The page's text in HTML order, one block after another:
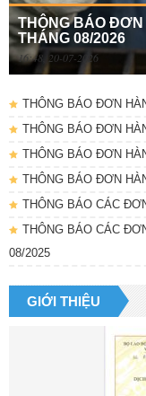
THÔNG BÁO ĐƠN
THÁNG 08/2026
16:48, 20-07-2026
THÔNG BÁO ĐƠN
THÔNG BÁO ĐƠN
THÔNG BÁO ĐƠN
THÔNG BÁO ĐƠN
THÔNG BÁO CÁC
THÔNG BÁO CÁC
08/2025
GIỚI THIỆU